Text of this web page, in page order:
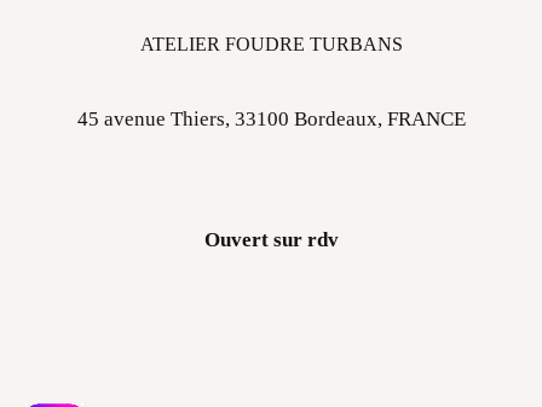
ATELIER FOUDRE TURBANS
45 avenue Thiers, 33100 Bordeaux, FRANCE
Ouvert sur rdv